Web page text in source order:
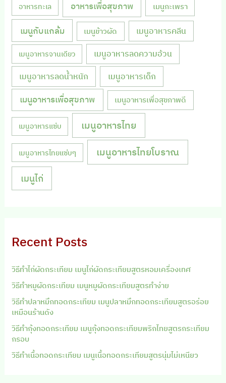
อาหารทะเล อาหารเพื่อสุขภาพ เมนูกะเพรา
เมนูกับแกล้ม เมนูข้าวผัด เมนูอาหารคลีน
เมนูอาหารจานเดียว เมนูอาหารลดความอ้วน
เมนูอาหารลดน้ำหนัก เมนูอาหารเด็ก
เมนูอาหารเพื่อสุขภาพ เมนูอาหารเพื่อสุขภาพดี
เมนูอาหารแซ่บ เมนูอาหารไทย
เมนูอาหารไทยแซ่บๆ เมนูอาหารไทยโบราณ
เมนูไก่
Recent Posts
วิธีทำไก่ผัดกระเทียม เมนูไก่ผัดกระเทียมสูตรหอมเครื่องเทศ
วิธีทำหมูผัดกระเทียม เมนูหมูผัดกระเทียมสูตรทำง่าย
วิธีทำปลาหมึกทอดกระเทียม เมนูปลาหมึกทอดกระเทียมสูตรอร่อย
เหมือนร้านดัง
วิธีทำกุ้งทอดกระเทียม เมนูกุ้งทอดกระเทียมพริกไทยสูตรกระเทียม
กรอบ
วิธีทำเนื้อทอดกระเทียม เมนูเนื้อทอดกระเทียมสูตรนุ่มไม่เหนียว